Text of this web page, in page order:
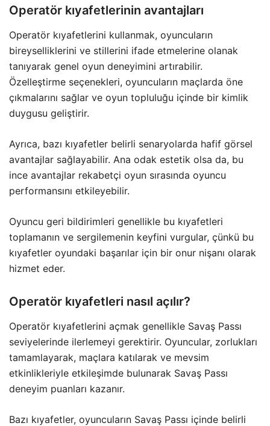
Operatör kıyafetlerinin avantajları
Operatör kıyafetlerini kullanmak, oyuncuların
bireyselliklerini ve stillerini ifade etmelerine olanak
tanıyarak genel oyun deneyimini artırabilir.
Özelleştirme seçenekleri, oyuncuların maçlarda öne
çıkmalarını sağlar ve oyun topluluğu içinde bir kimlik
duygusu geliştirir.
Ayrıca, bazı kıyafetler belirli senaryolarda hafif görsel
avantajlar sağlayabilir. Ana odak estetik olsa da, bu
ince avantajlar rekabetçi oyun sırasında oyuncu
performansını etkileyebilir.
Oyuncu geri bildirimleri genellikle bu kıyafetleri
toplamanın ve sergilemenin keyfini vurgular, çünkü bu
kıyafetler oyundaki başarılar için bir onur nişanı olarak
hizmet eder.
Operatör kıyafetleri nasıl açılır?
Operatör kıyafetlerini açmak genellikle Savaş Passı
seviyelerinde ilerlemeyi gerektirir. Oyuncular, zorlukları
tamamlayarak, maçlara katılarak ve mevsim
etkinlikleriyle etkileşimde bulunarak Savaş Passı
deneyim puanları kazanır.
Bazı kıyafetler, oyuncuların Savaş Passı içinde belirli